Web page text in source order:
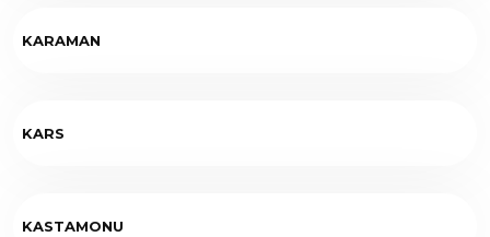
KARAMAN
KARS
KASTAMONU